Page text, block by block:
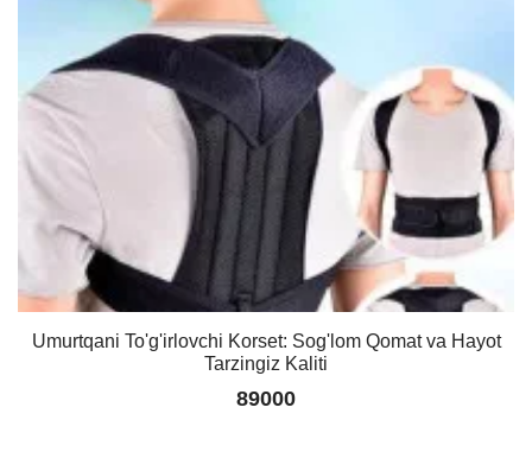
Umurtqani To'g'irlovchi Korset: Sog'lom Qomat va Hayot
Tarzingiz Kaliti
89000